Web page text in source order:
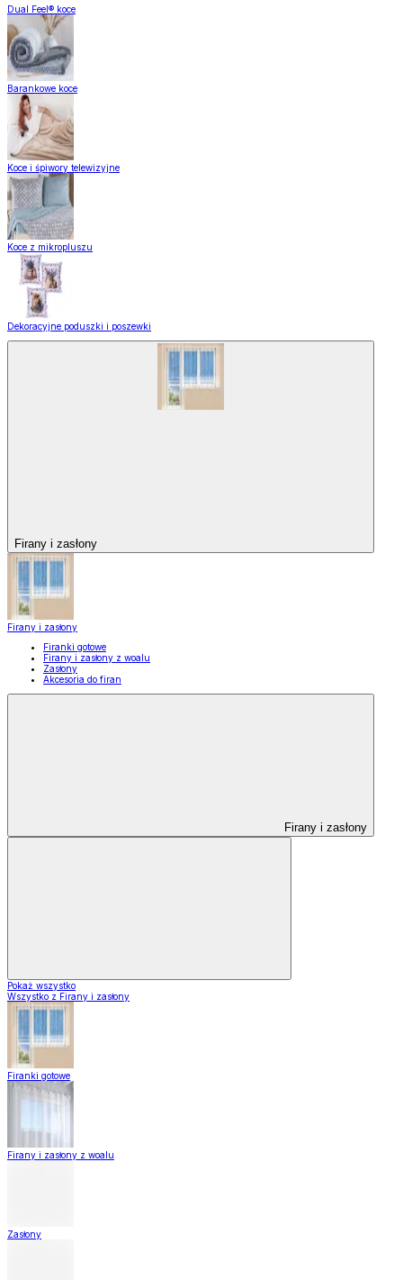
Dual Feel® koce
Barankowe koce
Koce i śpiwory telewizyjne
Koce z mikropluszu
Dekoracyjne poduszki i poszewki
Firany i zasłony
Firany i zasłony
Firanki gotowe
Firany i zasłony z woalu
Zasłony
Akcesoria do firan
Firany i zasłony
Pokaż wszystko
Wszystko z Firany i zasłony
Firanki gotowe
Firany i zasłony z woalu
Zasłony